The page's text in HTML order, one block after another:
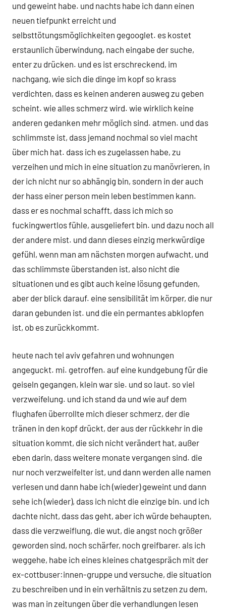
und geweint habe. und nachts habe ich dann einen
neuen tiefpunkt erreicht und
selbsttötungsmöglichkeiten gegooglet. es kostet
erstaunlich überwindung, nach eingabe der suche,
enter zu drücken. und es ist erschreckend, im
nachgang, wie sich die dinge im kopf so krass
verdichten, dass es keinen anderen ausweg zu geben
scheint. wie alles schmerz wird. wie wirklich keine
anderen gedanken mehr möglich sind. atmen. und das
schlimmste ist, dass jemand nochmal so viel macht
über mich hat. dass ich es zugelassen habe, zu
verzeihen und mich in eine situation zu manövrieren, in
der ich nicht nur so abhängig bin, sondern in der auch
der hass einer person mein leben bestimmen kann.
dass er es nochmal schafft, dass ich mich so
fuckingwertlos fühle, ausgeliefert bin. und dazu noch all
der andere mist. und dann dieses einzig merkwürdige
gefühl, wenn man am nächsten morgen aufwacht, und
das schlimmste überstanden ist, also nicht die
situationen und es gibt auch keine lösung gefunden,
aber der blick darauf. eine sensibilität im körper, die nur
daran gebunden ist. und die ein permantes abklopfen
ist, ob es zurückkommt.
heute nach tel aviv gefahren und wohnungen
angeguckt. mi. getroffen. auf eine kundgebung für die
geiseln gegangen, klein war sie. und so laut. so viel
verzweifelung. und ich stand da und wie auf dem
flughafen überrollte mich dieser schmerz, der die
tränen in den kopf drückt, der aus der rückkehr in die
situation kommt, die sich nicht verändert hat, außer
eben darin, dass weitere monate vergangen sind. die
nur noch verzweifelter ist, und dann werden alle namen
verlesen und dann habe ich (wieder) geweint und dann
sehe ich (wieder), dass ich nicht die einzige bin. und ich
dachte nicht, dass das geht, aber ich würde behaupten,
dass die verzweiflung, die wut, die angst noch größer
geworden sind, noch schärfer, noch greifbarer. als ich
weggehe, habe ich eines kleines chatgespräch mit der
ex-cottbuser:innen-gruppe und versuche, die situation
zu beschreiben und in ein verhältnis zu setzen zu dem,
was man in zeitungen über die verhandlungen lesen